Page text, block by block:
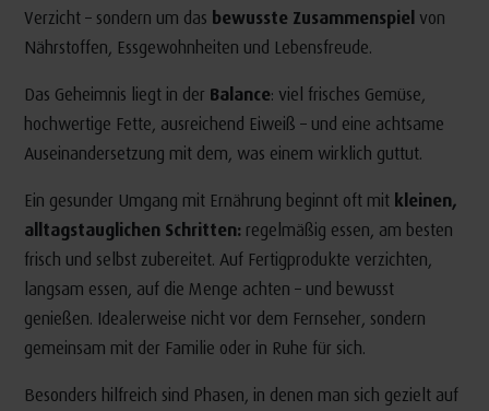
Verzicht – sondern um das bewusste Zusammenspielvon
Nährstoffen, Essgewohnheiten und Lebensfreude.
Das Geheimnis liegt in der Balance: viel frisches Gemüse,
hochwertige Fette, ausreichend Eiweiß – und eine achtsame
Auseinandersetzung mit dem, was einem wirklich guttut.
Ein gesunder Umgang mit Ernährung beginnt oft mit kleinen,
alltagstauglichen Schritten:regelmäßig essen, am besten
frisch und selbst zubereitet. Auf Fertigprodukte verzichten,
langsam essen, auf die Menge achten – und bewusst
genießen. Idealerweise nicht vor dem Fernseher, sondern
gemeinsam mit der Familie oder in Ruhe für sich.
Besonders hilfreich sind Phasen, in denen man sich gezielt auf